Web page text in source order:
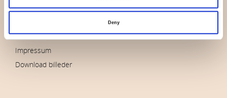
Deny
Nyheder
Brands
Impressum
Download billeder